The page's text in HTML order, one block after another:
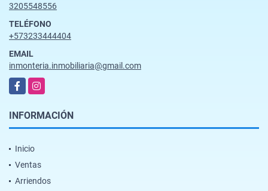
3205548556
TELÉFONO
+573233444404
EMAIL
inmonteria.inmobiliaria@gmail.com
FacebookInstagram
INFORMACIÓN
Inicio
Ventas
Arriendos